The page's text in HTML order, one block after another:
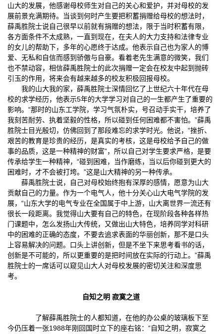
山大的发展，他感谢母校师生对自己的关心和爱护，并对母校的发
展前景充满期待。当谈到何时产生要把积蓄捐赠给母校的想法时，
薛禹胜院士说自己很早以前就有捐赠的想法，限于当时积蓄有限，
各方面条件不太成熟，一直到现在，在夫人的大力支持和法律专业
的女儿的帮助下，多年的心愿终于达成。他表示自己也为家人的博
爱、无私和自信而感到骄傲与自豪。看着老先生满意的微笑，我们
也不禁动容，相信薛禹胜院士的此次捐赠一定会在校友中起到抛砖
引玉的作用，将来会有越来越多的校友积极回报母校。
我的山大我的家，薛禹胜院士深情回忆了上世纪六十年代在母
校的求学经历，他表示5年的大学学习对自己的一生都产生了重要的
影响。“那时的山东工学院，学习气氛朴实，号召动手实干，培养了
我刻苦耐劳、执着坚毅的性格，所以碰到任何困难都不害怕。”薛禹
胜院士目光殷切，仿佛回到了那段难忘的求学时光。他说，“挫折、
艰苦的教育是珍贵的经历，是真实的考核，这是母校给予自己的做
事的品质，这是一种精神的财富”，所以自己对学生要求严格，是要
传承给学生一种精神，“碰到困难，当作磨练，当以后你碰到更大的
困难时，才不会被打垮。”这是山大精神的另一种传承。
薛禹胜院士说，自己对母校始终抱有深厚的感情，愿意为山大
贡献自己的力量。作为一个电气人，他十分关心山大电气学院的发
展，“山东大学的电气专业在全国属于中上游，山大离世界一流还有
很长一段距离。我觉得山大要有自己的特色，在现阶段各种各样热
门课题中，怎么发扬山大传统，又做出山大特色，培养同学对科研
中的困难的正确的态度，不要去追求表面的华丽创新，那不是口头
上容易解决的问题。口头上讲创新，但是不坐下来思考看书的话，
创新是不可能的，所以更重要的是把时间放在实际的行动上。”薛禹
胜院士的一席话可以窥见山大人对母校发展的密切关注和深度思
考。
自知之明 寂寞之道
了解薛禹胜院士的人都知道，在他的办公桌的玻璃板下至
今仍压着一张1988年刚回国时立下的座右铭：“自知之明，寂寞之